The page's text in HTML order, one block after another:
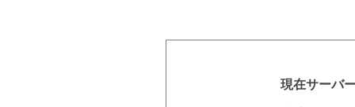
現在サーバ